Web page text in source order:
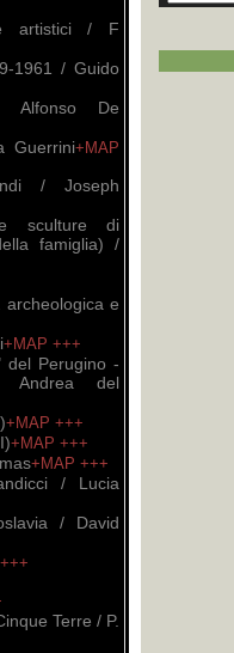
artistici / F
1961 / Guido
Alfonso De
Guerrini+MAP
/ Joseph
sculture di
famiglia) /
e
+MAP +++
del Perugino -
Andrea del
+MAP +++
+MAP +++
+MAP +++
/ Lucia
/ David
+++
Terre / P.